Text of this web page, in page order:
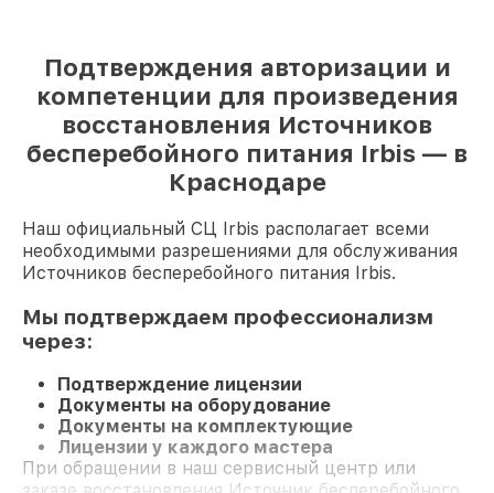
Подтверждения авторизации и
компетенции для произведения
восстановления Источников
бесперебойного питания Irbis — в
Краснодаре
Наш официальный СЦ Irbis располагает всеми
необходимыми разрешениями для обслуживания
Источников бесперебойного питания Irbis.
Мы подтверждаем профессионализм
через:
Подтверждение лицензии
Документы на оборудование
Документы на комплектующие
Лицензии у каждого мастера
При обращении в наш сервисный центр или